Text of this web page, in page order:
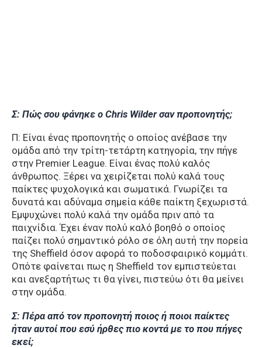
Σ: Πώς σου φάνηκε ο Chris Wilder σαν προπονητής;
Π: Είναι ένας προπονητής ο οποίος ανέβασε την
ομάδα από την τρίτη-τετάρτη κατηγορία, την πήγε
στην Premier League. Είναι ένας πολύ καλός
άνθρωπος. Ξέρει να χειρίζεται πολύ καλά τους
παίκτες ψυχολογικά και σωματικά. Γνωρίζει τα
δυνατά και αδύναμα σημεία κάθε παίκτη ξεχωριστά.
Εμψυχώνει πολύ καλά την ομάδα πριν από τα
παιχνίδια. Έχει έναν πολύ καλό βοηθό ο οποίος
παίζει πολύ σημαντικό ρόλο σε όλη αυτή την πορεία
της Sheffield όσον αφορά το ποδοσφαιρικό κομμάτι.
Οπότε φαίνεται πως η Sheffield τον εμπιστεύεται
και ανεξαρτήτως τι θα γίνει, πιστεύω ότι θα μείνει
στην ομάδα.
Σ: Πέρα από τον προπονητή ποιος ή ποιοι παίκτες
ήταν αυτοί που εσύ ήρθες πιο κοντά με το που πήγες
εκεί;